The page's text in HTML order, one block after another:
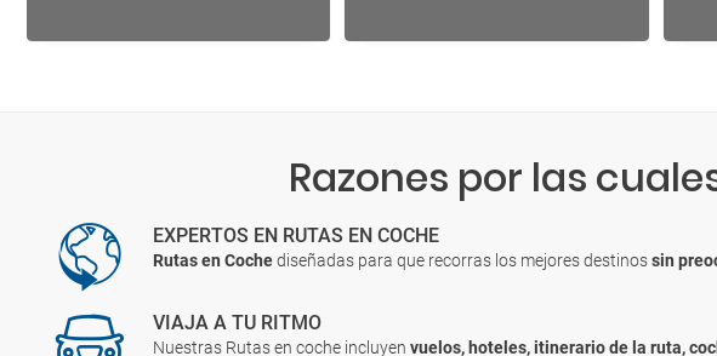
Razones por las
EXPERTOS EN RUTAS EN COCHE
Rutas en Cochediseñadas para que recorras los mejores destinossin
VIAJA A TU RITMO
Nuestras Rutas en coche incluyenvuelos, hoteles, itinerario de la ruta,